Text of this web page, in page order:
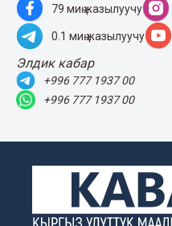
79 миң жазылуучу
0.1 миң жазылуучу
Элдик кабар
+996 777 1937 00
+996 777 1937 00